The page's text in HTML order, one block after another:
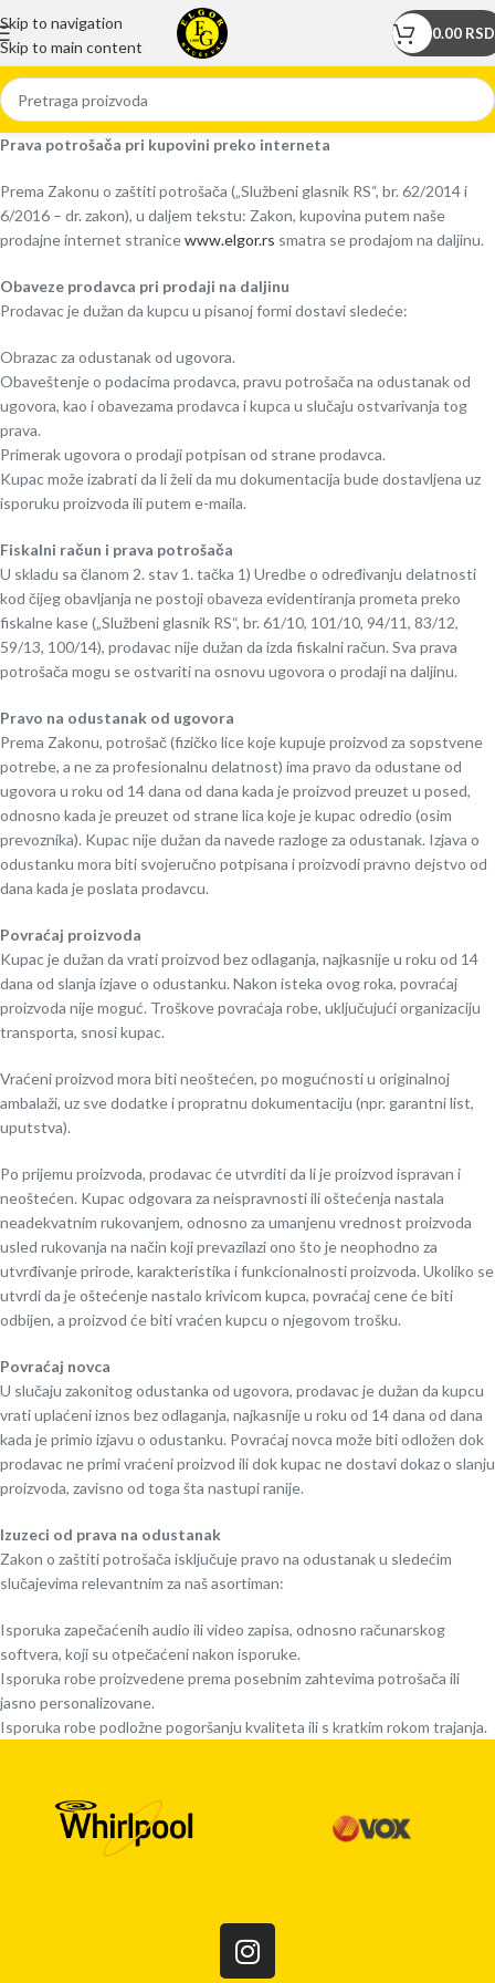
Skip to navigation
Skip to main content
0.00 RSD
Prava potrošača pri kupovini preko interneta
Prema Zakonu o zaštiti potrošača („Službeni glasnik RS“, br. 62/2014 i
6/2016 – dr. zakon), u daljem tekstu: Zakon, kupovina putem naše
prodajne internet stranicewww.elgor.rs smatra se prodajom na daljinu.
Obaveze prodavca pri prodaji na daljinu
Prodavac je dužan da kupcu u pisanoj formi dostavi sledeće:
Obrazac za odustanak od ugovora.
Obaveštenje o podacima prodavca, pravu potrošača na odustanak od
ugovora, kao i obavezama prodavca i kupca u slučaju ostvarivanja tog
prava.
Primerak ugovora o prodaji potpisan od strane prodavca.
Kupac može izabrati da li želi da mu dokumentacija bude dostavljena uz
isporuku proizvoda ili putem e-maila.
Fiskalni račun i prava potrošača
U skladu sa članom 2. stav 1. tačka 1) Uredbe o određivanju delatnosti
kod čijeg obavljanja ne postoji obaveza evidentiranja prometa preko
fiskalne kase („Službeni glasnik RS“, br. 61/10, 101/10, 94/11, 83/12,
59/13, 100/14), prodavac nije dužan da izda fiskalni račun. Sva prava
potrošača mogu se ostvariti na osnovu ugovora o prodaji na daljinu.
Pravo na odustanak od ugovora
Prema Zakonu, potrošač (fizičko lice koje kupuje proizvod za sopstvene
potrebe, a ne za profesionalnu delatnost) ima pravo da odustane od
ugovora u roku od 14 dana od dana kada je proizvod preuzet u posed,
odnosno kada je preuzet od strane lica koje je kupac odredio (osim
prevoznika). Kupac nije dužan da navede razloge za odustanak. Izjava o
odustanku mora biti svojeručno potpisana i proizvodi pravno dejstvo od
dana kada je poslata prodavcu.
Povraćaj proizvoda
Kupac je dužan da vrati proizvod bez odlaganja, najkasnije u roku od 14
dana od slanja izjave o odustanku. Nakon isteka ovog roka, povraćaj
proizvoda nije moguć. Troškove povraćaja robe, uključujući organizaciju
transporta, snosi kupac.
Vraćeni proizvod mora biti neoštećen, po mogućnosti u originalnoj
ambalaži, uz sve dodatke i propratnu dokumentaciju (npr. garantni list,
uputstva).
Po prijemu proizvoda, prodavac će utvrditi da li je proizvod ispravan i
neoštećen. Kupac odgovara za neispravnosti ili oštećenja nastala
neadekvatnim rukovanjem, odnosno za umanjenu vrednost proizvoda
usled rukovanja na način koji prevazilazi ono što je neophodno za
utvrđivanje prirode, karakteristika i funkcionalnosti proizvoda. Ukoliko se
utvrdi da je oštećenje nastalo krivicom kupca, povraćaj cene će biti
odbijen, a proizvod će biti vraćen kupcu o njegovom trošku.
Povraćaj novca
U slučaju zakonitog odustanka od ugovora, prodavac je dužan da kupcu
vrati uplaćeni iznos bez odlaganja, najkasnije u roku od 14 dana od dana
kada je primio izjavu o odustanku. Povraćaj novca može biti odložen dok
prodavac ne primi vraćeni proizvod ili dok kupac ne dostavi dokaz o slanju
proizvoda, zavisno od toga šta nastupi ranije.
Izuzeci od prava na odustanak
Zakon o zaštiti potrošača isključuje pravo na odustanak u sledećim
slučajevima relevantnim za naš asortiman:
Isporuka zapečaćenih audio ili video zapisa, odnosno računarskog
softvera, koji su otpečaćeni nakon isporuke.
Isporuka robe proizvedene prema posebnim zahtevima potrošača ili
jasno personalizovane.
Isporuka robe podložne pogoršanju kvaliteta ili s kratkim rokom trajanja.